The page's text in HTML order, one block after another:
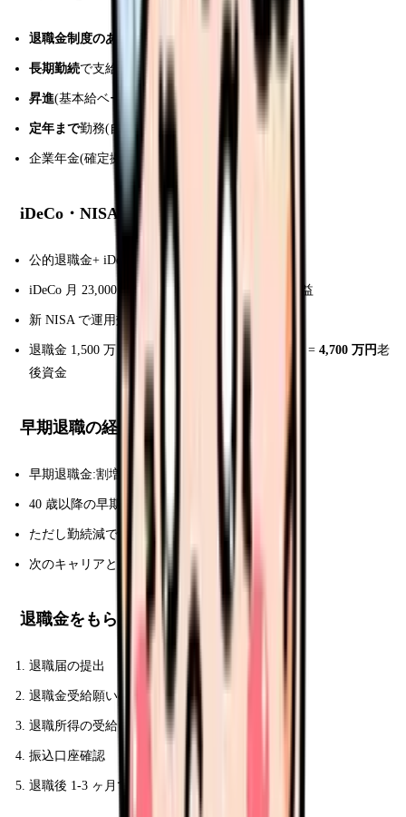
退職金制度のある施設 を選ぶ(転職時確認)
長期勤続で支給率向上(10 年超で急増)
昇進(基本給ベースアップで退職金基礎額増)
定年まで勤務(自己都合より 20-40% 高)
企業年金(確定拠出)を
iDeCo・NISA との併用
公的退職金+ iDeCo で老後資金を 2 重確保
iDeCo 月 23,000 円 × 30 年 = 積立 828 万円+運用益
新 NISA で運用効率化
退職金 1,500 万 + iDeCo 1,200 万 + NISA 2,000 万 = 4,700 万円老
後資金
早期退職の経済メリット・デメリット
早期退職金:割増加算あり(年齢+加算)
40 歳以降の早期退職は特別加算 300-1,000 万円
ただし勤続減で基本退職金は減
次のキャリアと総合判断
退職金をもらう時の手続き
退職届の提出
退職金受給願いの提出
退職所得の受給に関する申告書記入
振込口座確認
退職後 1-3 ヶ月で振込確認